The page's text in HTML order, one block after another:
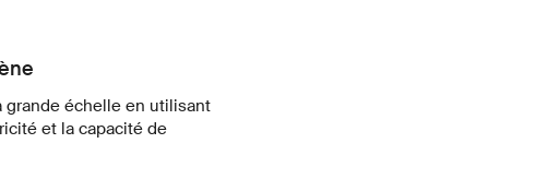
grande échelle en utilisant
et la capacité de